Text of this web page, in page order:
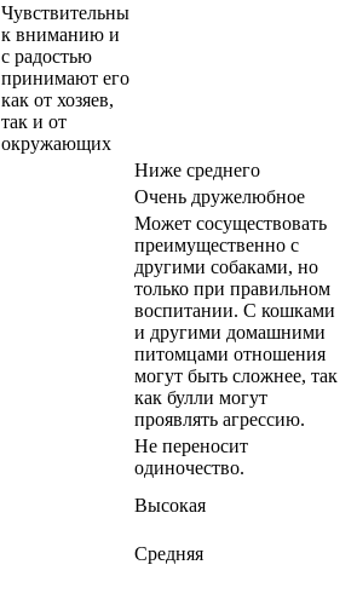
Чувствительны
к вниманию и
с радостью
принимают его
как от хозяев,
так и от
окружающих
Ниже среднего
Очень дружелюбное
Может сосуществовать
преимущественно с
другими собаками, но
только при правильном
воспитании. С кошками
и другими домашними
питомцами отношения
могут быть сложнее, так
как булли могут
проявлять агрессию.
Не переносит
одиночество.
Высокая
Средняя